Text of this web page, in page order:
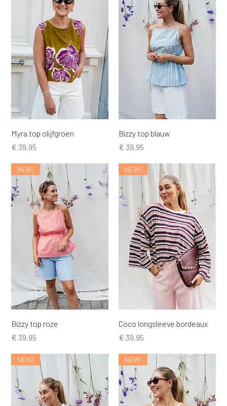
Myra top olijfgroen
Prijs
€ 39,95
Bizzy top blauw
Prijs
€ 39,95
NEW!
Bizzy top roze
Prijs
€ 39,95
NEW!
Coco longsleeve bordeaux
Prijs
€ 39,95
NEW! NEW!